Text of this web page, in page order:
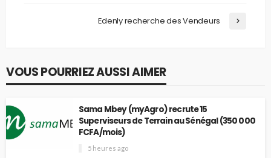
Edenly recherche des Vendeurs
VOUS POURRIEZ AUSSI AIMER
Sama Mbey (myAgro) recrute 15
Superviseurs de Terrain au Sénégal (350 000
FCFA/mois)
5 heures ago